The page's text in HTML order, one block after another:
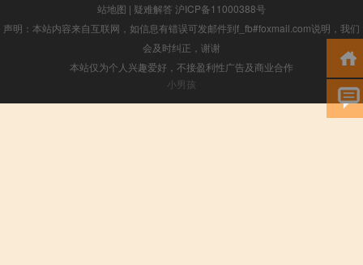
站地图 | 疑难解答 沪ICP备11000388号
声明：本站内容来自互联网，如信息有错误可发邮件到f_fb#foxmail.com说明，我们
会及时纠正，谢谢
本站仅为个人兴趣爱好，不接盈利性广告及商业合作
小男孩